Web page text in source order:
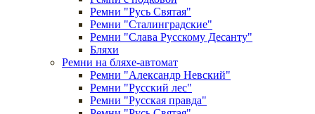
Ремни "Русь Святая"
Ремни "Сталинградские"
Ремни "Слава Русскому Десанту"
Бляхи
Ремни на бляхе-автомат
Ремни "Александр Невский"
Ремни "Русский лес"
Ремни "Русская правда"